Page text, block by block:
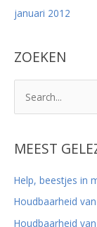
januari 2012
ZOEKEN
k
a
a
r
MEEST
Help, beestjes in
Houdbaarheid
Houdbaarheid